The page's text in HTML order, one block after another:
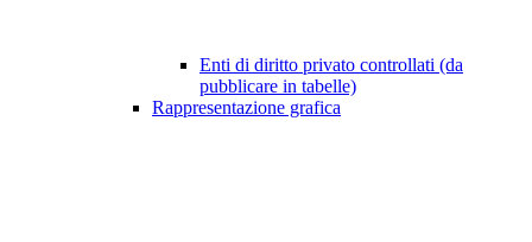
Enti di diritto privato controllati (da
pubblicare in tabelle)
Rappresentazione grafica